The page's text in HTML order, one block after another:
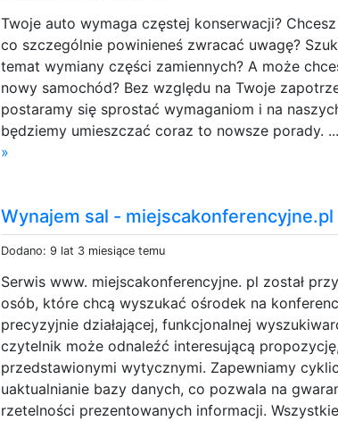
Twoje auto wymaga częstej konserwacji?
co szczególnie powinieneś zwracać uwagę?
temat wymiany części zamiennych? A może
nowy samochód? Bez względu na Twoje
postaramy się sprostać wymaganiom i na
będziemy umieszczać coraz to nowsze porady. ...
»
Wynajem sal - miejscakonferencyjne.pl
Dodano: 9 lat 3 miesiące temu
Serwis www. miejscakonferencyjne. pl został
osób, które chcą wyszukać ośrodek na
precyzyjnie działającej, funkcjonalnej
czytelnik może odnaleźć interesującą
przedstawionymi wytycznymi. Zapewniamy
uaktualnianie bazy danych, co pozwala na
rzetelności prezentowanych informacji. Wszystkie